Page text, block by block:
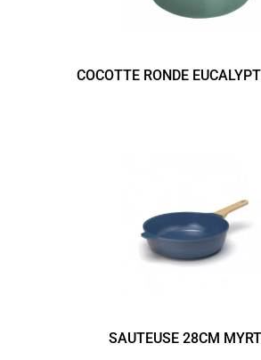
COCOTTE RONDE
SAUTEUSE 28CM